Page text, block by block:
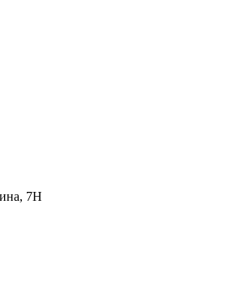
7Н